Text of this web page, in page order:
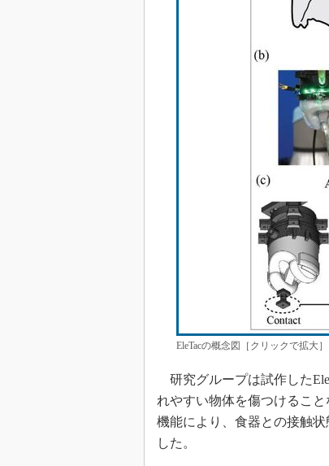
EleTacの概念図［クリックで拡大
研究グループは試作した
れやすい物体を傷つけるこ
機能により、食器との接触
した。